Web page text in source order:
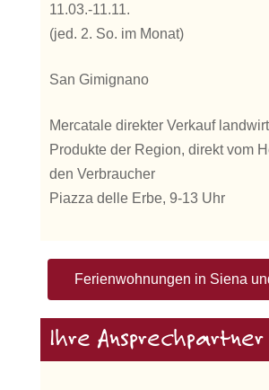
11.03.-11.11.
(jed. 2. So. im Monat)
San Gimignano
Mercatale direkter Verkauf
Produkte der Region, direkt vom
den Verbraucher
Piazza delle Erbe, 9-13 Uhr
Ferienwohnungen in Siena
Ihre Ansprechpartner